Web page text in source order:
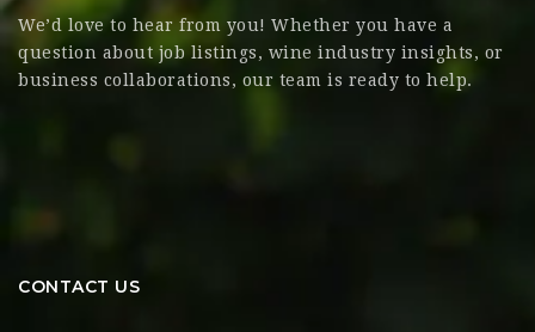
We’d love to hear from you! Whether you have a
question about job listings, wine industry insights, or
business collaborations, our team is ready to help.
CONTACT US